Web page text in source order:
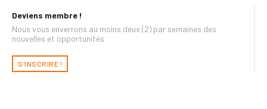
Deviens membre !
Nous vous enverrons au moins deux (2) par semaines des
nouvelles et opportunités
S'INSCRIRE !